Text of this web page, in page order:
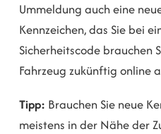
Ummeldung auch eine
Kennzeichen, das Sie bei
Sicherheitscode brauchen
Fahrzeug zukünftig online
Tipp: Brauchen Sie neue
meistens in der Nähe der